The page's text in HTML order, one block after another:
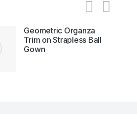
Geometric Organza
Trim on Strapless Ball
Gown